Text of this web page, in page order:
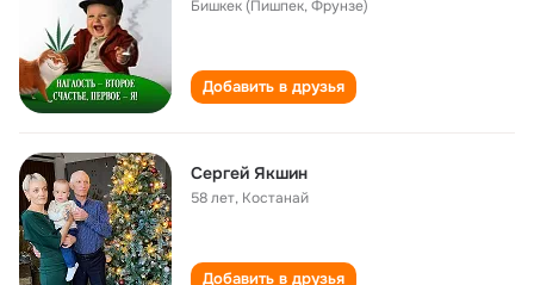
Бишкек (Пишпек, Фрунзе)
Добавить в друзья
Сергей Якшин
58 лет, Костанай
Добавить в друзья